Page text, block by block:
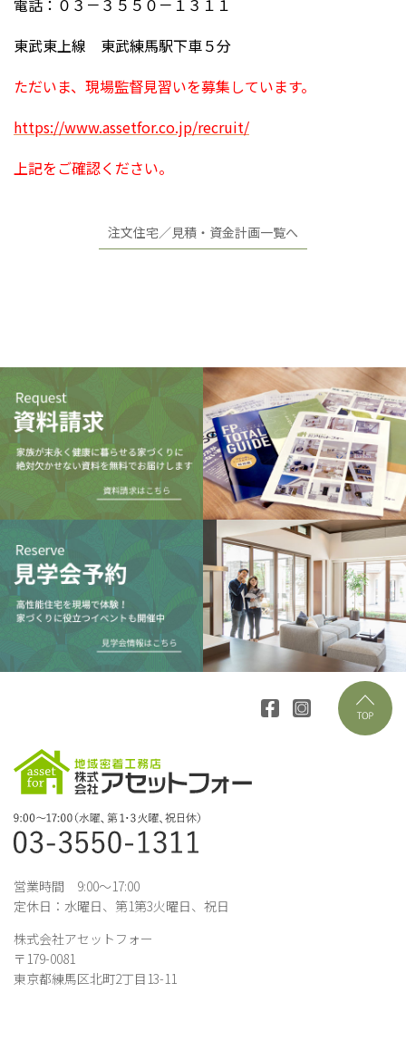
東武東上線 東武練馬駅下車５分
ただいま、現場監督見習いを募集しています。
https://www.assetfor.co.jp/recruit/
上記をご確認ください。
注文住宅／見積・資金計画一覧へ
営業時間 9:00～17:00
定休日：水曜日、第1第3火曜日、祝日
株式会社アセットフォー
〒179-0081
東京都練馬区北町2丁目13-11